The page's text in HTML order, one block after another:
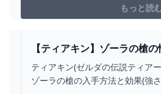
ですよ皆さん。そりゃ週一で書
めにもなりますわ。 そろそろネ
前回はゾーラの里を救って、そ
というあたりだった気がします。 平和になった里周辺を
探索 ちょっとしたサブクエがちょこちょこ出てきたので
こなしていきます。 手持ちのゾ
もっと読
【ティアキン】ゾーラの槍
ルダの伝説ティアーズオブ
テマ
ティアキン(ゼルダの伝説ティア
ゾーラの槍の入手方法と効果(強